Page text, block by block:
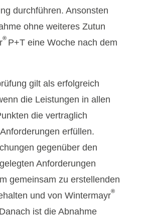
durchführen. Ansonsten
ohne weiteres Zutun
® P+T eine Woche nach dem
gilt als erfolgreich
die Leistungen in allen
die vertraglich
erfüllen.
gegenüber den
Anforderungen
gemeinsam zu erstellenden
und von Wintermayr®
ist die Abnahme